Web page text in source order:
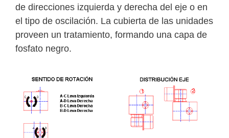
de direcciones izquierda y derecha del eje o en
el tipo de oscilación. La cubierta de las unidades
proveen un tratamiento, formando una capa de
fosfato negro.